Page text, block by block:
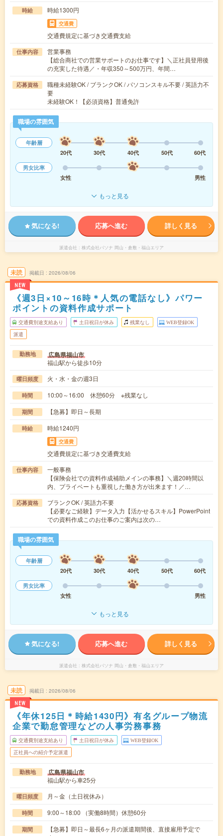
時給 時給1300円
交通費
交通費規定に基づき交通費支給
仕事内容
営業事務
【総合商社での営業サポートのお仕事です】＼正社員登用後
の充実した待遇／・年収350～500万円、年間…
応募資格
職種未経験OK / ブランクOK / パソコンスキル不要 / 英語力不
要
未経験OK！【必須資格】普通免許
職場の雰囲気
年齢層
20代
30代 40代 50代
60代
男女比率
女性
男性
もっと見る
気になる! 応募へ進む 詳しく見る
派遣会社 株式会社パソナ 岡山・倉敷・福山エリア
未読
NEW
掲載日 2026/08/06
《週3日×10～16時＊人気の電話なし》パワー
ポイントの資料作成サポート
交通費別途支給あり 土日祝日が休み 残業なし WEB登録OK
派遣
勤務地 広島県福山市
福山駅から徒歩10分
曜日頻度 火・水・金の週3日
時間 10:00～16:00 休憩60分 ※残業なし
期間 【急募】即日～長期
時給 時給1240円
交通費
交通費規定に基づき交通費支給
仕事内容
一般事務
【保険会社での資料作成補助メインの事務】＼週20時間以
内、プライベートも重視した働き方が出来ます！／…
応募資格
ブランクOK / 英語力不要
【必要なご経験】データ入力【活かせるスキル】PowerPoint
での資料作成このお仕事のご案内は次の…
職場の雰囲気
年齢層
20代
30代 40代 50代
60代
男女比率
女性
男性
もっと見る
気になる! 応募へ進む 詳しく見る
派遣会社 株式会社パソナ 岡山・倉敷・福山エリア
未読
NEW
掲載日 2026/08/06
《年休125日＊時給1430円》有名グループ物流
企業で勤怠管理などの人事労務事務
交通費別途支給あり 土日祝日が休み WEB登録OK
正社員への紹介予定派遣
勤務地 広島県福山市
福山駅から車25分
曜日頻度 月～金（土日祝休み）
時間 9:00～18:00 （実働8時間）休憩60分
期間
【急募】即日～最長6ヶ月の派遣期間後、直接雇用予定で